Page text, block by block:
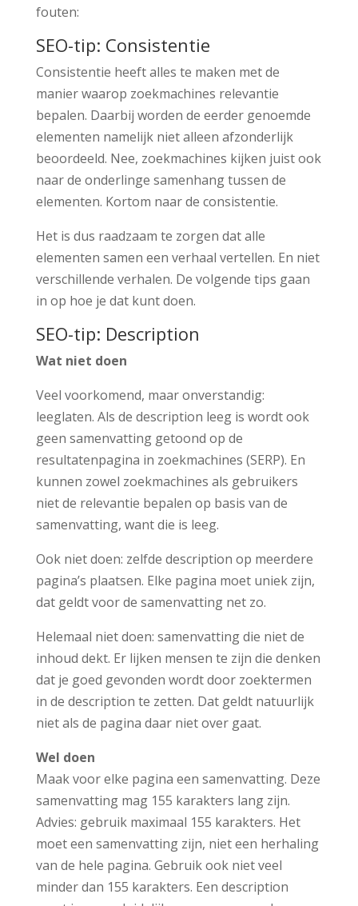
fouten:
SEO-tip: Consistentie
Consistentie heeft alles te maken met de
manier waarop zoekmachines relevantie
bepalen. Daarbij worden de eerder genoemde
elementen namelijk niet alleen afzonderlijk
beoordeeld. Nee, zoekmachines kijken juist ook
naar de onderlinge samenhang tussen de
elementen. Kortom naar de consistentie.
Het is dus raadzaam te zorgen dat alle
elementen samen een verhaal vertellen. En niet
verschillende verhalen. De volgende tips gaan
in op hoe je dat kunt doen.
SEO-tip: Description
Wat niet doen
Veel voorkomend, maar onverstandig:
leeglaten. Als de description leeg is wordt ook
geen samenvatting getoond op de
resultatenpagina in zoekmachines (SERP). En
kunnen zowel zoekmachines als gebruikers
niet de relevantie bepalen op basis van de
samenvatting, want die is leeg.
Ook niet doen: zelfde description op meerdere
pagina’s plaatsen. Elke pagina moet uniek zijn,
dat geldt voor de samenvatting net zo.
Helemaal niet doen: samenvatting die niet de
inhoud dekt. Er lijken mensen te zijn die denken
dat je goed gevonden wordt door zoektermen
in de description te zetten. Dat geldt natuurlijk
niet als de pagina daar niet over gaat.
Wel doen
Maak voor elke pagina een samenvatting. Deze
samenvatting mag 155 karakters lang zijn.
Advies: gebruik maximaal 155 karakters. Het
moet een samenvatting zijn, niet een herhaling
van de hele pagina. Gebruik ook niet veel
minder dan 155 karakters. Een description